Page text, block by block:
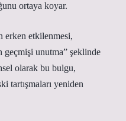
ortaya koyar.
erken etkilenmesi,
geçmişi unutma” şeklinde
olarak bu bulgu,
tartışmaları yeniden